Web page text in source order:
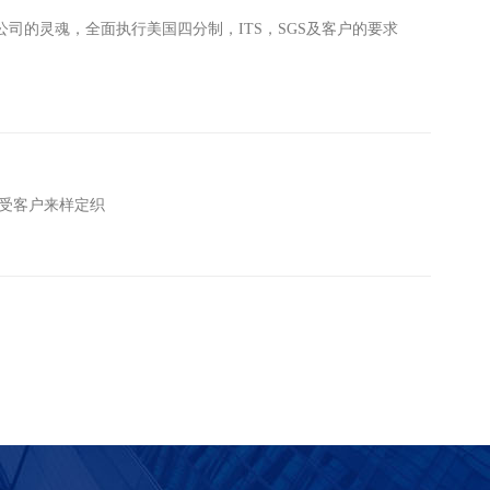
的灵魂，全面执行美国四分制，ITS，SGS及客户的要求
客户来样定织